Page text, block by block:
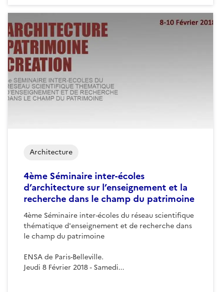
4ème Séminaire inter-écoles
d’architecture sur l’enseignement et la
recherche dans le champ du patrimoine
4ème Séminaire inter-écoles du réseau scientifique
thématique d'enseignement et de recherche dans
le champ du patrimoine
ENSA de Paris-Belleville.
Jeudi 8 Février 2018 - Samedi...
Architecture